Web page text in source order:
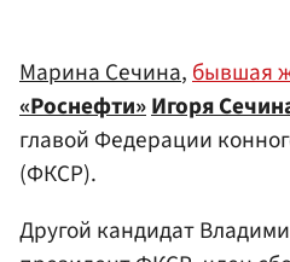
Марина Сечина,бывшая
«Роснефти»Игоря
главой Федерации
(ФКСР).
Другой кандидат